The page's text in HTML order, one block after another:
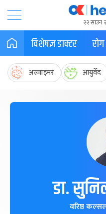
२२ साउन
विशेषज्ञ डाक्टर
अल्जाइमर आयुर्वेद
डा.
वरिष्ठ